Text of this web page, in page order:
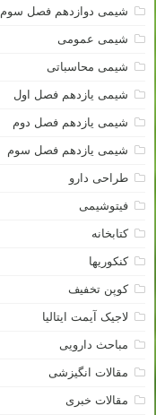
شیمی دوازدهم فصل سوم
شیمی عمومی
شیمی محاسباتی
شیمی یازدهم فصل اول
شیمی یازدهم فصل دوم
شیمی یازدهم فصل سوم
طراحی دارو
فیتوشیمی
کتابخانه
کنکوریها
کوپن تخفیف
لاجیک آیمت ایتالیا
مباحث دارویی
مقالات انگیزشی
مقالات خبری